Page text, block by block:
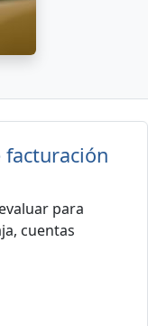
facturación
para
cuentas